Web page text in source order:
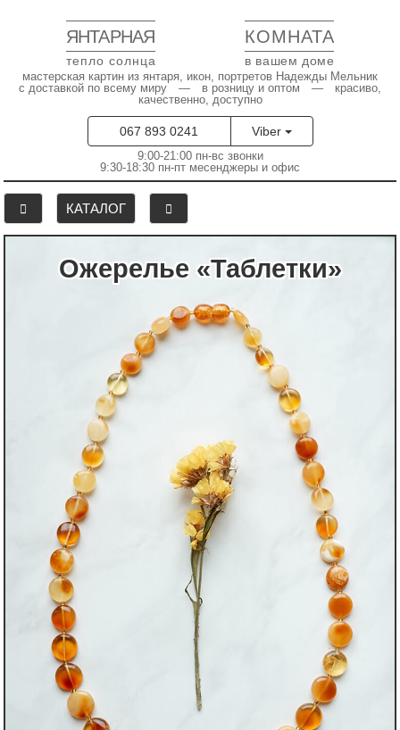
ЯНТАРНАЯ КОМНАТА
тепло солнца в вашем доме
мастерская картин из янтаря, икон, портретов Надежды Мельник
с доставкой по всему миру — в розницу и оптом — красиво,
качественно, доступно
067 893 0241 Viber
9:00-21:00 пн-вс звонки
9:30-18:30 пн-пт месенджеры и офис
КАТАЛОГ
Ожерелье «Таблетки»